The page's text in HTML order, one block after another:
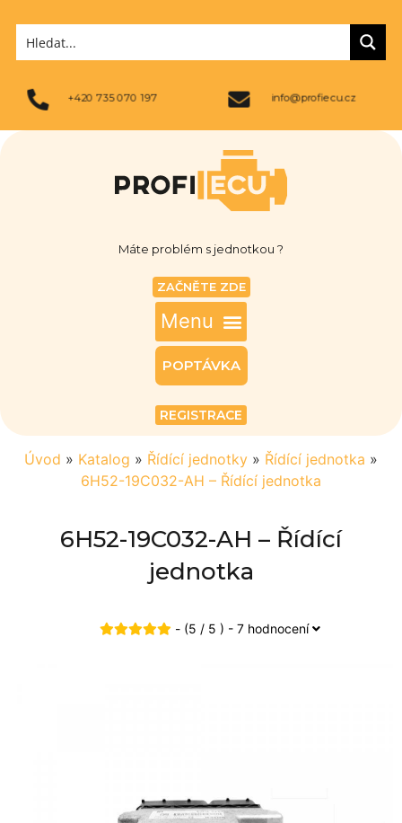
+420 735 070 197 info@profiecu.cz
Máte problém s jednotkou ?
ZAČNĚTE ZDE
POPTÁVKA
REGISTRACE
Úvod » Katalog » Řídící jednotky » Řídící jednotka »
6H52-19C032-AH – Řídící jednotka
6H52-19C032-AH – Řídící
jednotka
- (5 / 5 ) - 7 hodnocení